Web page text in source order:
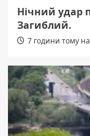
Нічний удар
Загиблий.
7 години тому